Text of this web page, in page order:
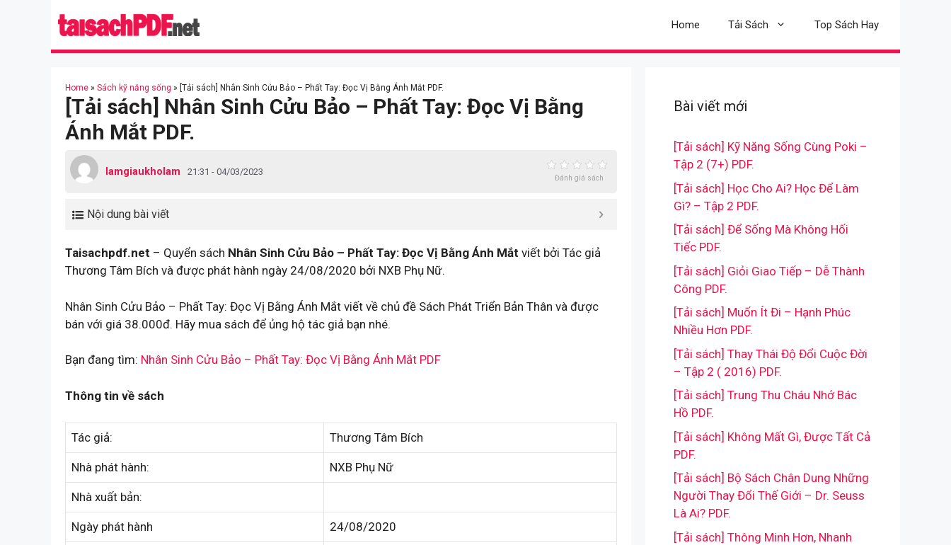
Home Tải Sách Top Sách Hay
Home » Sách kỹ năng sống » [Tải sách] Nhân Sinh Cửu Bảo – Phất Tay: Đọc Vị Bằng Ánh Mắt PDF.
[Tải sách] Nhân Sinh Cửu Bảo – Phất Tay: Đọc Vị Bằng
Ánh Mắt PDF.
lamgiaukholam 21:31 - 04/03/2023
Đánh giá sách
Nội dung bài viết
Taisachpdf.net – Quyển sách Nhân Sinh Cửu Bảo – Phất Tay: Đọc Vị Bằng Ánh Mắt viết bởi Tác giả
Thương Tâm Bích và được phát hành ngày 24/08/2020 bởi NXB Phụ Nữ.
Nhân Sinh Cửu Bảo – Phất Tay: Đọc Vị Bằng Ánh Mắt viết về chủ đề Sách Phát Triển Bản Thân và được
bán với giá 38.000đ. Hãy mua sách để ủng hộ tác giả bạn nhé.
Bạn đang tìm: Nhân Sinh Cửu Bảo – Phất Tay: Đọc Vị Bằng Ánh Mắt PDF
Thông tin về sách
Tác giả: Thương Tâm Bích
Nhà phát hành: NXB Phụ Nữ
Nhà xuất bản:
Ngày phát hành 24/08/2020
Bài viết mới
[Tải sách] Kỹ Năng Sống Cùng Poki –
Tập 2 (7+) PDF.
[Tải sách] Học Cho Ai? Học Để Làm
Gì? – Tập 2 PDF.
[Tải sách] Để Sống Mà Không Hối
Tiếc PDF.
[Tải sách] Giỏi Giao Tiếp – Dễ Thành
Công PDF.
[Tải sách] Muốn Ít Đi – Hạnh Phúc
Nhiều Hơn PDF.
[Tải sách] Thay Thái Độ Đổi Cuộc Đời
– Tập 2 ( 2016) PDF.
[Tải sách] Trung Thu Cháu Nhớ Bác
Hồ PDF.
[Tải sách] Không Mất Gì, Được Tất Cả
PDF.
[Tải sách] Bộ Sách Chân Dung Những
Người Thay Đổi Thế Giới – Dr. Seuss
Là Ai? PDF.
[Tải sách] Thông Minh Hơn, Nhanh